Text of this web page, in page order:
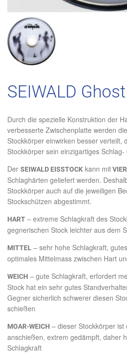
SEIWALD Ghost
Durch die spezielle Konstruktion der
verbesserte Zwischenplatte werden
Stockkörper einwirken besser verteilt,
Stockkörper sein einzigartiges
Der SEIWALD EISSTOCK kann mitVIER
Schlaghärten geliefert werden.
Stockkörper auch auf die jeweiligen
Stockschützen abgestimmt.
HART – extreme Schlagkraft des
gegnerischen Stock leichter aus dem
MITTEL – sehr hohe Schlagkraft,
optimales Mittelmass zwischen Hart
WEICH – gute Schlagkraft, erfordert
Stock hat ein sehr gutes
Gegner sicherlich schwerer diesen
schießen
MOAR-WEICH – dieser Stockkörper
anschießen, extrem gedämpft, daher
Schlagkraft